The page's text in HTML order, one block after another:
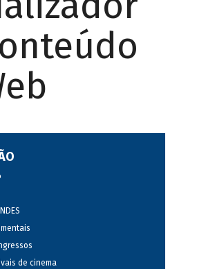
de cinema